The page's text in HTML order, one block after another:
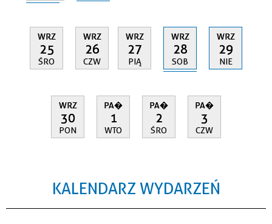
WRZ
25
ŚRO
WRZ
26
CZW
WRZ
27
PIĄ
WRZ
28
SOB
WRZ
29
NIE
WRZ
30
PON
PA�
1
WTO
PA�
2
ŚRO
PA�
3
CZW
KALENDARZ WYDARZEŃ